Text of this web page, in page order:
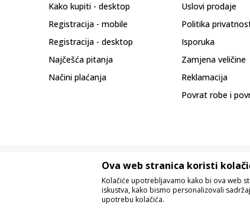
Kako kupiti - desktop
Registracija - mobile
Registracija - desktop
Najčešća pitanja
Načini plaćanja
Uslovi prodaje
Politika
Isporuka
Zamjena veličine
Reklamacija
Povrat robe i
Nastojimo da budemo što
Ova web stranica koristi
Kolačiće upotrebljavamo kako bi ova web
iskustva, kako bismo personalizovali
upotrebu kolačića.